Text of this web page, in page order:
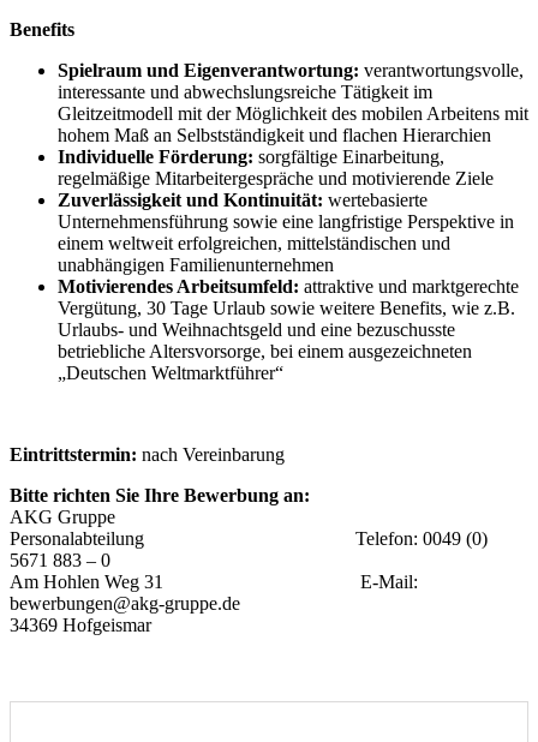
Benefits
Spielraum und Eigenverantwortung: verantwortungsvolle,
interessante und abwechslungsreiche Tätigkeit im
Gleitzeitmodell mit der Möglichkeit des mobilen Arbeitens mit
hohem Maß an Selbstständigkeit und flachen Hierarchien
Individuelle Förderung: sorgfältige Einarbeitung,
regelmäßige Mitarbeitergespräche und motivierende Ziele
Zuverlässigkeit und Kontinuität: wertebasierte
Unternehmensführung sowie eine langfristige Perspektive in
einem weltweit erfolgreichen, mittelständischen und
unabhängigen Familienunternehmen
Motivierendes Arbeitsumfeld: attraktive und marktgerechte
Vergütung, 30 Tage Urlaub sowie weitere Benefits, wie z.B.
Urlaubs- und Weihnachtsgeld und eine bezuschusste
betriebliche Altersvorsorge, bei einem ausgezeichneten
„Deutschen Weltmarktführer“
Eintrittstermin: nach Vereinbarung
Bitte richten Sie Ihre Bewerbung an:
AKG Gruppe
Personalabteilung Telefon: 0049 (0)
5671 883 – 0
Am Hohlen Weg 31 E-Mail:
bewerbungen@akg-gruppe.de
34369 Hofgeismar